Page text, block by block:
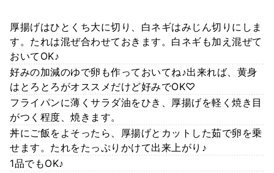
厚揚げはひとくち大に切り、白ネギはみじん切りにしま
す。たれは混ぜ合わせておきます。白ネギも加え混ぜて
おいてOK♪
好みの加減のゆで卵も作っておいてね♪出来れば、黄身
はとろとろがオススメだけど好みでOK♡
フライパンに薄くサラダ油をひき、厚揚げを軽く焼き目
がつく程度、焼きます。
丼にご飯をよそったら、厚揚げとカットした茹で卵を乗
せます。たれをたっぷりかけて出来上がり♪
1品でもOK♪